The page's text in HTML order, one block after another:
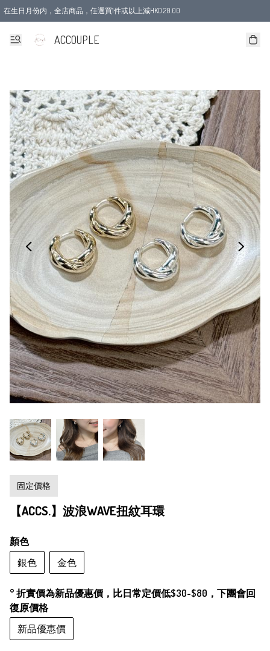
在生日月份内，全店商品，任選買1件或以上減HKD 20.00
ACCOUPLE
固定價格
【ACCS.】波浪WAVE扭紋耳環
顏色
銀色
金色
° 折實價為新品優惠價，比日常定價低$30-$80，下團會回
復原價格
新品優惠價